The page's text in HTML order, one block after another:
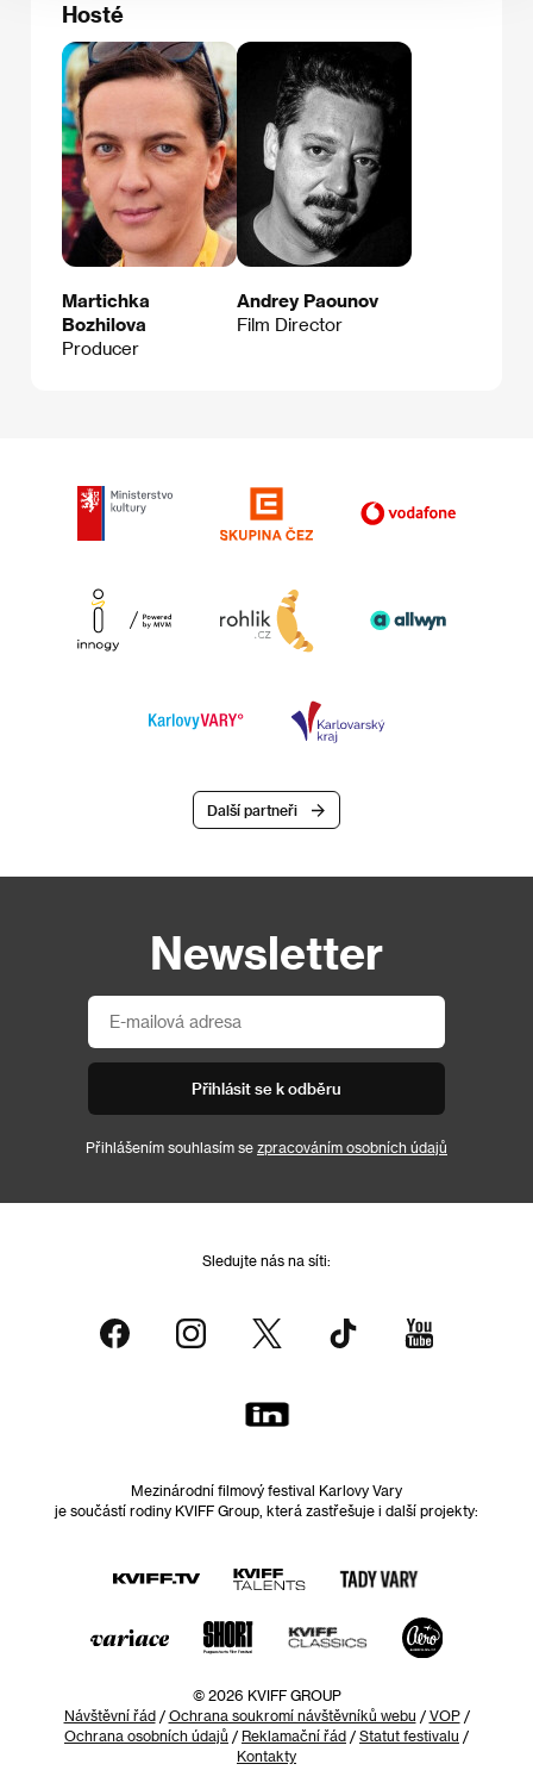
Hosté
Martichka
Bozhilova
Producer
Andrey Paounov
Film Director
Další partneři
Newsletter
Přihlásit se k odběru
Přihlášením souhlasím se zpracováním osobních údajů
Sledujte nás na síti:
Mezinárodní filmový festival Karlovy Vary
je součástí rodiny KVIFF Group, která zastřešuje i další projekty:
© 2026 KVIFF GROUP
Návštěvní řád/ Ochrana soukromí návštěvníků webu / VOP/
Ochrana osobních údajů / Reklamační řád / Statut festivalu /
Kontakty